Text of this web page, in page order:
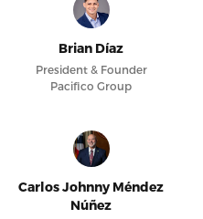
Brian Díaz
President & Founder
Pacifico Group
Carlos Johnny Méndez
Núñez